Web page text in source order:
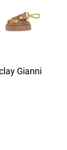
Gianni